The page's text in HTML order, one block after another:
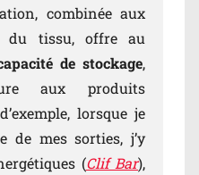
combinée aux
du tissu, offre au
de stockage,
aux produits
lorsque je
de mes sorties, j’y
(Clif Bar),